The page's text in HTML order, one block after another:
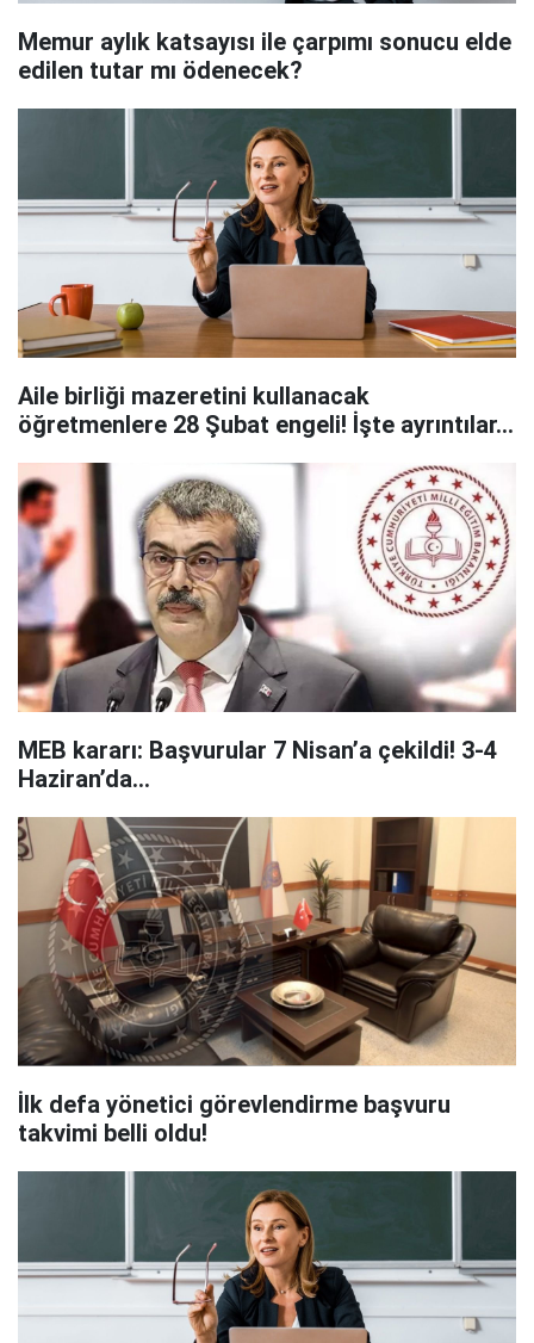
Memur aylık katsayısı ile çarpımı sonucu elde
edilen tutar mı ödenecek?
Aile birliği mazeretini kullanacak
öğretmenlere 28 Şubat engeli! İşte ayrıntılar…
MEB kararı: Başvurular 7 Nisan’a çekildi! 3-4
Haziran’da…
İlk defa yönetici görevlendirme başvuru
takvimi belli oldu!